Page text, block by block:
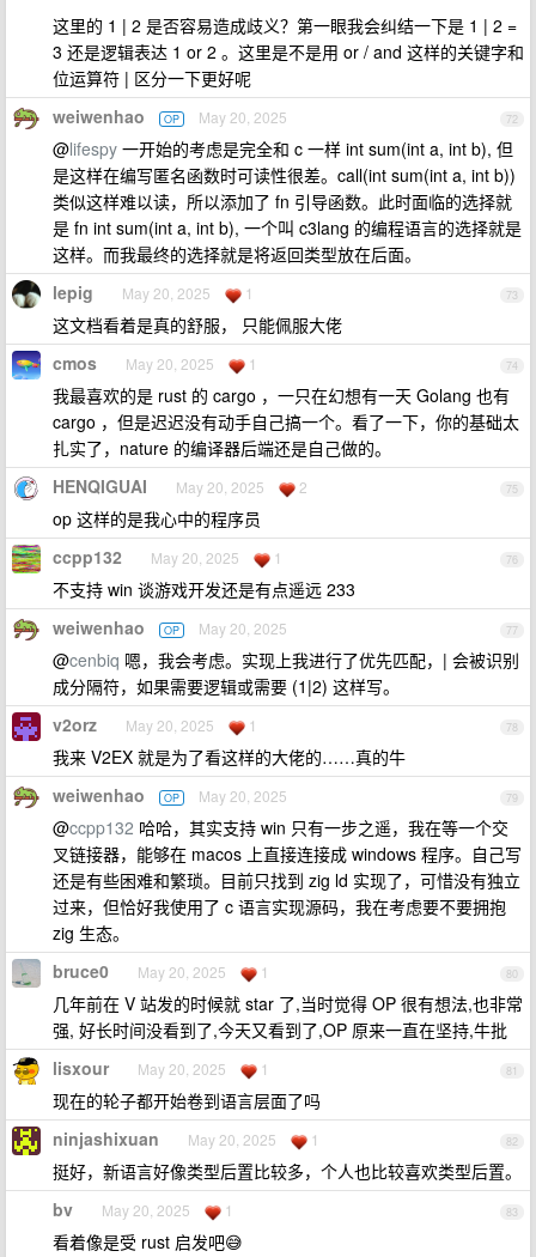
这里的 1 | 2 是否容易造成歧义？第一眼我会纠结一下是 1 | 2 =
3 还是逻辑表达 1 or 2 。这里是不是用 or / and 这样的关键字和
位运算符 | 区分一下更好呢
72
weiwenhao OP May 20, 2025
@lifespy 一开始的考虑是完全和 c 一样 int sum(int a, int b), 但
是这样在编写匿名函数时可读性很差。call(int sum(int a, int b))
类似这样难以读，所以添加了 fn 引导函数。此时面临的选择就
是 fn int sum(int a, int b), 一个叫 c3lang 的编程语言的选择就是
这样。而我最终的选择就是将返回类型放在后面。
73
lepig May 20, 2025 1
这文档看着是真的舒服， 只能佩服大佬
74
cmos May 20, 2025 1
我最喜欢的是 rust 的 cargo ，一只在幻想有一天 Golang 也有
cargo ，但是迟迟没有动手自己搞一个。看了一下，你的基础太
扎实了，nature 的编译器后端还是自己做的。
75
HENQIGUAI May 20, 2025 2
op 这样的是我心中的程序员
76
ccpp132 May 20, 2025 1
不支持 win 谈游戏开发还是有点遥远 233
77
weiwenhao OP May 20, 2025
@cenbiq 嗯，我会考虑。实现上我进行了优先匹配，| 会被识别
成分隔符，如果需要逻辑或需要 (1|2) 这样写。
78
v2orz May 20, 2025 1
我来 V2EX 就是为了看这样的大佬的……真的牛
79
weiwenhao OP May 20, 2025
@ccpp132 哈哈，其实支持 win 只有一步之遥，我在等一个交
叉链接器，能够在 macos 上直接连接成 windows 程序。自己写
还是有些困难和繁琐。目前只找到 zig ld 实现了，可惜没有独立
过来，但恰好我使用了 c 语言实现源码，我在考虑要不要拥抱
zig 生态。
80
bruce0 May 20, 2025 1
几年前在 V 站发的时候就 star 了,当时觉得 OP 很有想法,也非常
强, 好长时间没看到了,今天又看到了,OP 原来一直在坚持,牛批
81
lisxour May 20, 2025 1
现在的轮子都开始卷到语言层面了吗
82
ninjashixuan May 20, 2025 1
挺好，新语言好像类型后置比较多，个人也比较喜欢类型后置。
83
bv May 20, 2025 1
看着像是受 rust 启发吧😅